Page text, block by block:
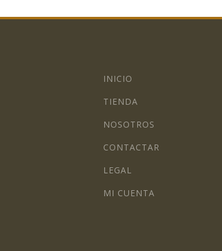
INICIO
TIENDA
NOSOTROS
CONTACTAR
LEGAL
MI CUENTA